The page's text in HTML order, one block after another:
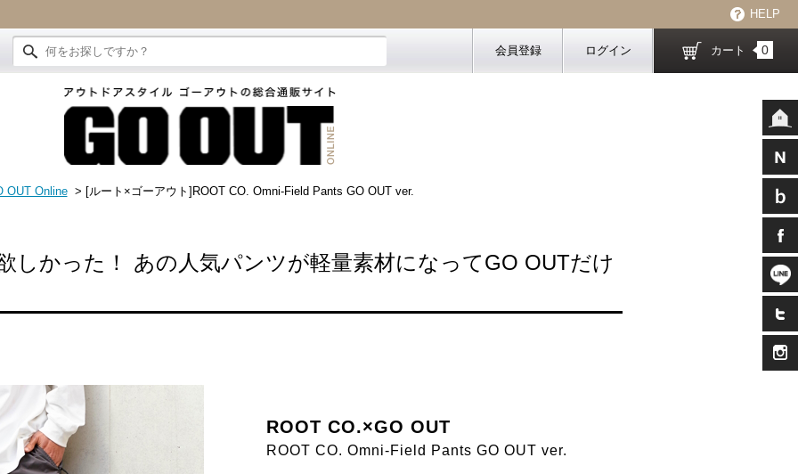
HELP
会員登録 ログイン カート 0
OUT Online> [ルート×ゴーアウト]ROOT CO. Omni-Field Pants GO OUT ver.
しかった！ あの人気パンツが軽量素材になってGO OUTだけ
ROOT CO.×GO OUT
ROOT CO. Omni-Field Pants GO OUT ver.